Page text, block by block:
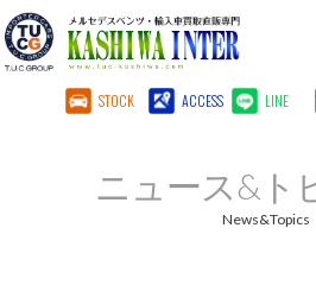
STOCK ACCESS LINE
ニュース&ト
News&Topics